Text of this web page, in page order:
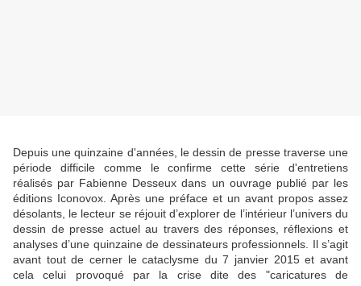
Depuis une quinzaine d'années, le dessin de presse traverse une
période difficile comme le confirme cette série d'entretiens
réalisés par Fabienne Desseux dans un ouvrage publié par les
éditions Iconovox. Après une préface et un avant propos assez
désolants, le lecteur se réjouit d’explorer de l’intérieur l’univers du
dessin de presse actuel au travers des réponses, réflexions et
analyses d’une quinzaine de dessinateurs professionnels. Il s’agit
avant tout de cerner le cataclysme du 7 janvier 2015 et avant
cela celui provoqué par la crise dite des "caricatures de